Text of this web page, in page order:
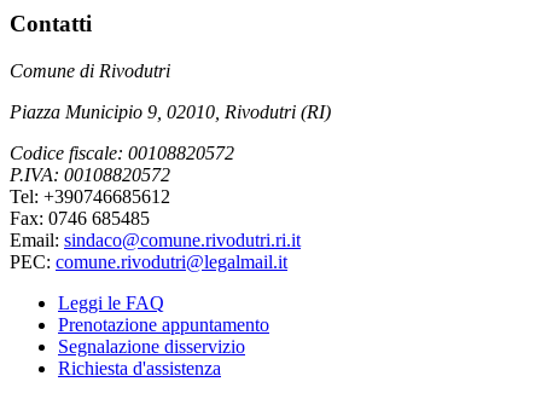
Contatti
Comune di Rivodutri
Piazza Municipio 9, 02010, Rivodutri (RI)
Codice fiscale: 00108820572
P.IVA: 00108820572
Tel: +390746685612
Fax: 0746 685485
Email: sindaco@comune.rivodutri.ri.it
PEC: comune.rivodutri@legalmail.it
Leggi le FAQ
Prenotazione appuntamento
Segnalazione disservizio
Richiesta d'assistenza